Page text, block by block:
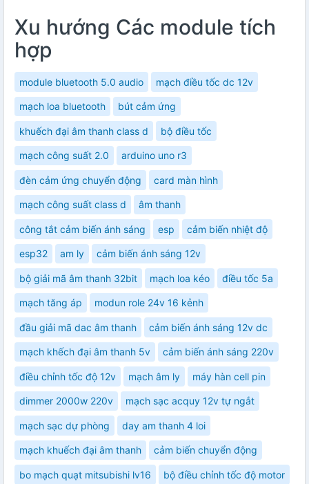
Xu hướng Các module tích
hợp
module bluetooth 5.0 audio mạch điều tốc dc 12v
mạch loa bluetooth bút cảm ứng
khuếch đại âm thanh class d bộ điều tốc
mạch công suất 2.0 arduino uno r3
đèn cảm ứng chuyển động card màn hình
mạch công suất class d âm thanh
công tắt cảm biến ánh sáng esp cảm biến nhiệt độ
esp32 am ly cảm biến ánh sáng 12v
bộ giải mã âm thanh 32bit mạch loa kéo điều tốc 5a
mạch tăng áp modun role 24v 16 kẻnh
đầu giải mã dac âm thanh cảm biến ánh sáng 12v dc
mạch khếch đại âm thanh 5v cảm biến ánh sáng 220v
điều chỉnh tốc độ 12v mạch âm ly máy hàn cell pin
dimmer 2000w 220v mạch sạc acquy 12v tự ngắt
mạch sạc dự phòng day am thanh 4 loi
mạch khuếch đại âm thanh cảm biến chuyển động
bo mạch quạt mitsubishi lv16 bộ điều chỉnh tốc độ motor